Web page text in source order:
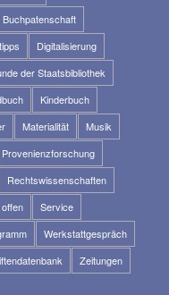
Buchpatenschaft
Digitalisierung
der Staatsbibliothek
Kinderbuch
Materialität
Musik
Provenienzforschung
Rechtswissenschaften
Service
Werkstattgespräch
Zeitungen